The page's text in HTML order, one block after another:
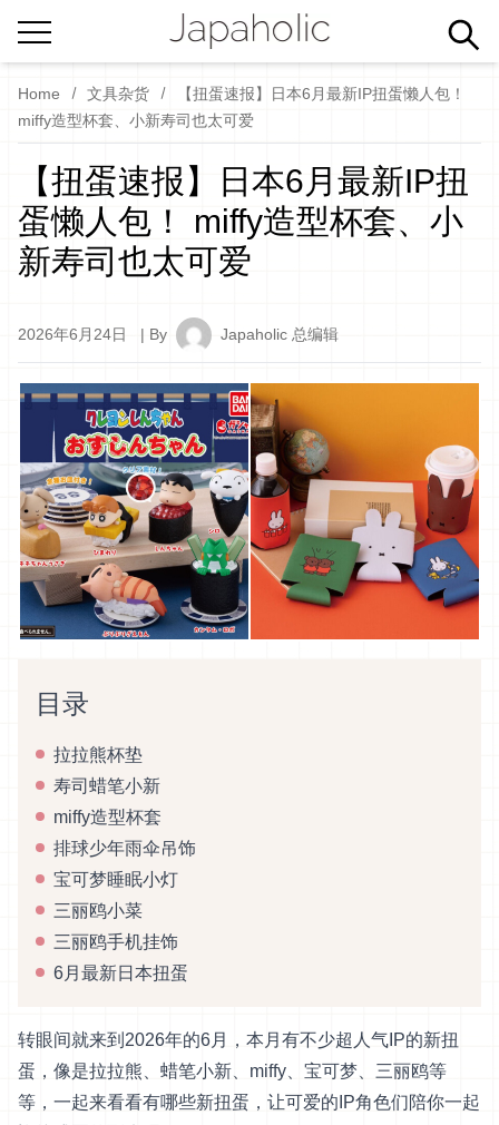
Home 文具杂货
【扭蛋速报】日本6月最新IP扭蛋懒人包！
miffy造型杯套、小新寿司也太可爱
【扭蛋速报】日本6月最新IP扭
蛋懒人包！ miffy造型杯套、小
新寿司也太可爱
2026年6月24日 | By Japaholic 总编辑
目录
拉拉熊杯垫
寿司蜡笔小新
miffy造型杯套
排球少年雨伞吊饰
宝可梦睡眠小灯
三丽鸥小菜
三丽鸥手机挂饰
6月最新日本扭蛋
转眼间就来到2026年的6月，本月有不少超人气IP的新扭
蛋，像是拉拉熊、蜡笔小新、miffy、宝可梦、三丽鸥等
等，一起来看看有哪些新扭蛋，让可爱的IP角色们陪你一起